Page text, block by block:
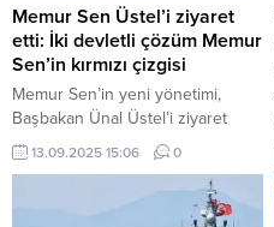
adımı...
Memur Sen Üstel’i ziyaret
etti: İki devletli çözüm Memur
Sen’in kırmızı çizgisi
Memur Sen’in yeni yönetimi,
Başbakan Ünal Üstel’i ziyaret
ederek 47/2010 sayılı yasa
kapsamında çalışanların maaş ve
ödenek düzenlemeleri, 900
geçici memurun yasallaşması ve
13.09.2025 15:06 0